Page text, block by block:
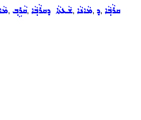
, ܩܵܪܹܒ݂, ܫܵܥܬܵܐ ܕܩܪܵܒ݂ܵܐ, ܡܵܐܢܵܐ, ܕ, ܩܪܵܒ݂ܵܐ